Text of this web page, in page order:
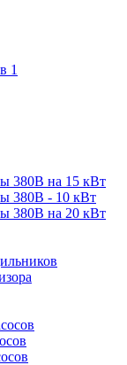
1
380В на 15 кВт
380В - 10 кВт
380В на 20 кВт